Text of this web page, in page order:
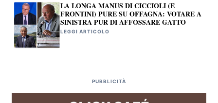
LA LONGA MANUS DI CICCIOLI (E
FRONTINI) PURE SU OFFAGNA: VOTARE A
SINISTRA PUR DI AFFOSSARE GATTO
LEGGI ARTICOLO
PUBBLICITÀ